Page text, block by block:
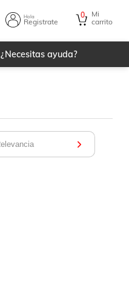
Hola
Registrate
0
Mi
carrito
¿Necesitas ayuda?